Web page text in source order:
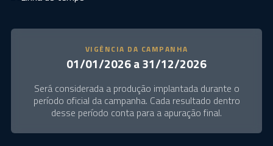
VIGÊNCIA DA CAMPANHA
01/01/2026 a 31/12/2026
Será considerada a produção implantada durante o
período oficial da campanha. Cada resultado dentro
desse período conta para a apuração final.